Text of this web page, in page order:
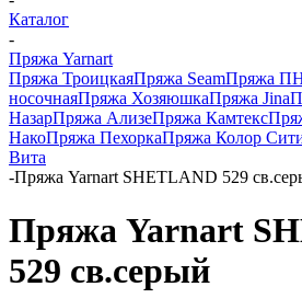
Каталог
-
Пряжа Yarnart
Пряжа ТроицкаяПряжа SeamПряжа
носочнаяПряжа ХозяюшкаПряжа Jina
НазарПряжа АлизеПряжа Камтекс
НакоПряжа ПехоркаПряжа Колор
Вита
-Пряжа Yarnart SHETLAND 529
Пряжа Yarnart
529 св.серый